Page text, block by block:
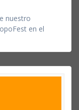
nuestro
en el